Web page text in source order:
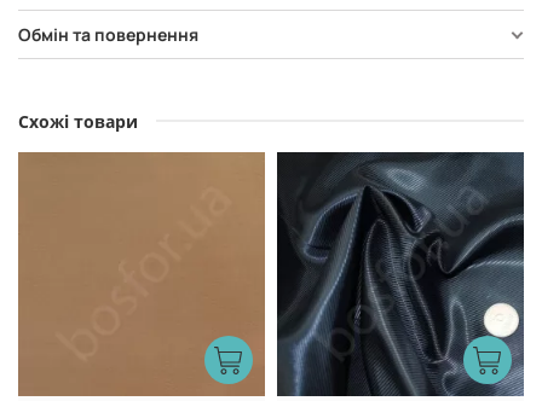
Обмін та повернення
Схожі товари